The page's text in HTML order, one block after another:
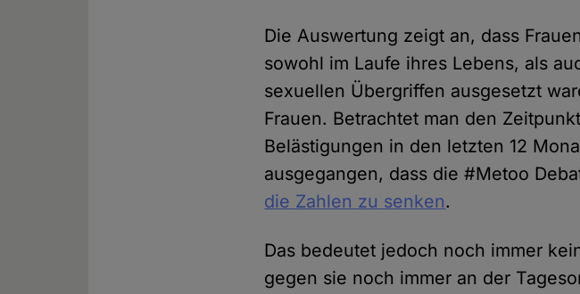
Die Auswertung zeigt an, dass
sowohl im Laufe ihres Lebens, als
sexuellen Übergriffen ausgesetzt
Frauen. Betrachtet man den
Belästigungen in den letzten 12
ausgegangen, dass die #Metoo
die Zahlen zu senken.
Das bedeutet jedoch noch immer
gegen sie noch immer an der